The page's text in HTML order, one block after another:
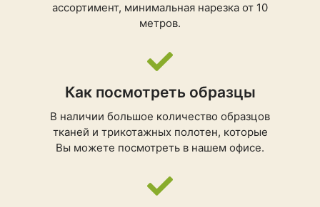
ассортимент, минимальная нарезка от 10
метров.
Как посмотреть образцы
В наличии большое количество образцов
тканей и трикотажных полотен, которые
Вы можете посмотреть в нашем офисе.